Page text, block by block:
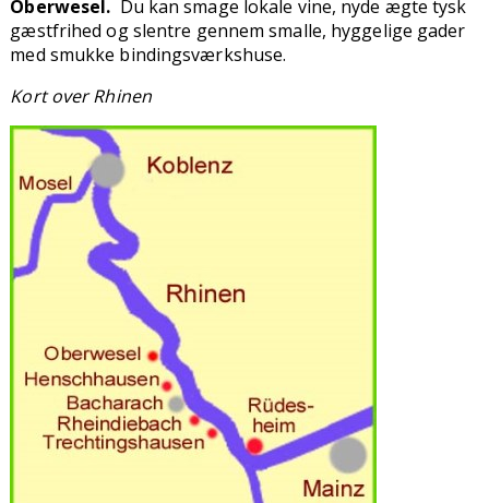
Oberwesel. Du kan smage lokale vine, nyde ægte tysk
gæstfrihed og slentre gennem smalle, hyggelige gader
med smukke bindingsværkshuse.
Kort over Rhinen